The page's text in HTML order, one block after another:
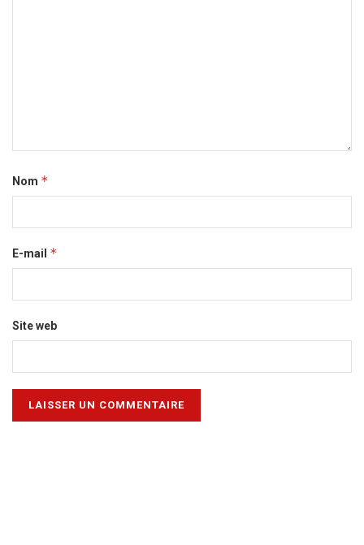
Nom *
E-mail *
Site web